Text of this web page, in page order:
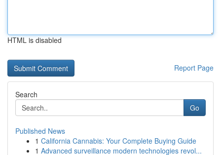
HTML is disabled
Report Page
Search
Go
Published News
1 California Cannabis: Your Complete Buying Guide
1 Advanced surveillance modern technologies revol...